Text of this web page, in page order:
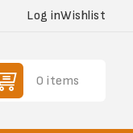
Log inWishlist
0 items